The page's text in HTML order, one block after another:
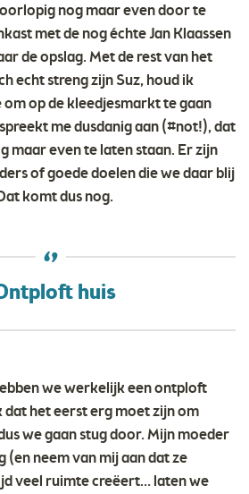
nog maar even door te
met de nog échte Jan Klaassen
de opslag. Met de rest van het
echt streng zijn Suz, houd ik
op de kleedjesmarkt te gaan
me dusdanig aan (#not!), dat
maar even te laten staan. Er zijn
of goede doelen die we daar blij
komt dus nog.
huis
we werkelijk een ontploft
dat het eerst erg moet zijn om
we gaan stug door. Mijn moeder
(en neem van mij aan dat ze
veel ruimte creëert… laten we